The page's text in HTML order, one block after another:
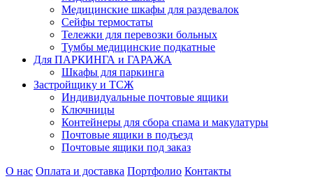
Медицинские шкафы для раздевалок
Сейфы термостаты
Тележки для перевозки больных
Тумбы медицинские подкатные
Для ПАРКИНГА и ГАРАЖА
Шкафы для паркинга
Застройщику и ТСЖ
Индивидуальные почтовые ящики
Ключницы
Контейнеры для сбора спама и макулатуры
Почтовые ящики в подъезд
Почтовые ящики под заказ
О нас Оплата и доставка Портфолио Контакты